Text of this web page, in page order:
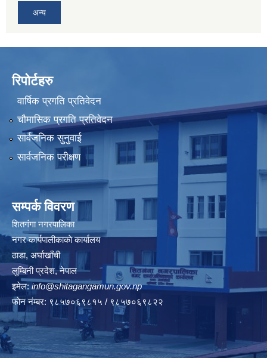
अन्य
रिपोर्टहरु
वार्षिक प्रगति प्रतिवेदन
चौमासिक प्रगति प्रतिवेदन
सार्वजनिक सुनुवाई
सार्वजनिक परीक्षण
सम्पर्क विवरण
शितगंगा नगरपालिका
नगर कार्यपालीकाकाे कार्यालय
ठाडा, अर्घाखाँची
लुम्बिनी प्रदेश, नेपाल
इमेल: info@shitagangamun.gov.np
फोन नंम्बर: ९८५७०६९८१५ / ९८५७०६९८२२